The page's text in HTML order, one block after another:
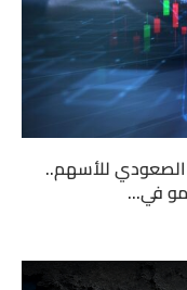
الصعودي للأسهم..
في...